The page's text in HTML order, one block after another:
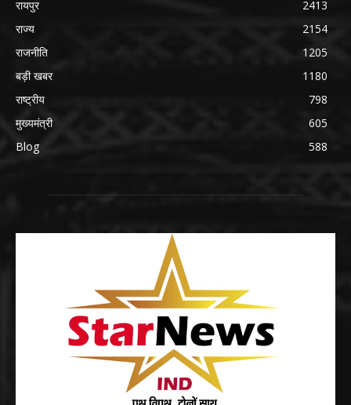
रायपुर
2413
राज्य
2154
राजनीति
1205
बड़ी खबर
1180
राष्ट्रीय
798
मुख्यमंत्री
605
Blog
588